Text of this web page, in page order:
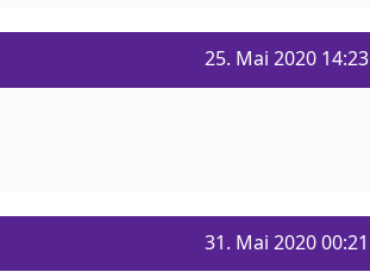
25. Mai 2020 14:23
31. Mai 2020 00:21